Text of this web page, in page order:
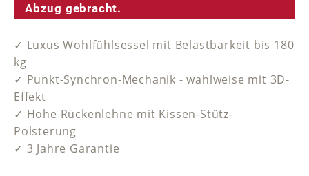
Abzug gebracht.
✓ Luxus Wohlfühlsessel mit Belastbarkeit bis 180
kg
✓ Punkt-Synchron-Mechanik - wahlweise mit 3D-
Effekt
✓ Hohe Rückenlehne mit Kissen-Stütz-
Polsterung
✓ 3 Jahre Garantie